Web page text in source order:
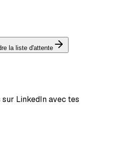
la liste d'attente
LinkedIn avec tes